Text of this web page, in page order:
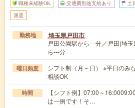
職種未経験OK 交通費別途支給あり 土
派遣
勤務地 埼玉県戸田市
戸田公園駅から---分／戸田(埼
ら---分
曜日頻度
シフト制（月～日） ※平日のみ
相談OK
時間
【シフト例】07:00～
は一例です！そ…